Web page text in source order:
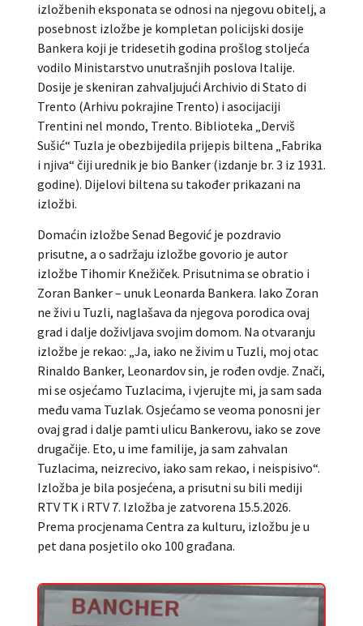
izložbenih eksponata se odnosi na njegovu obitelj, a
posebnost izložbe je kompletan policijski dosije
Bankera koji je tridesetih godina prošlog stoljeća
vodilo Ministarstvo unutrašnjih poslova Italije.
Dosije je skeniran zahvaljujući Archivio di Stato di
Trento (Arhivu pokrajine Trento) i asocijaciji
Trentini nel mondo, Trento. Biblioteka „Derviš
Sušić“ Tuzla je obezbijedila prijepis biltena „Fabrika
i njiva“ čiji urednik je bio Banker (izdanje br. 3 iz 1931.
godine). Dijelovi biltena su također prikazani na
izložbi.
Domaćin izložbe Senad Begović je pozdravio
prisutne, a o sadržaju izložbe govorio je autor
izložbe Tihomir Knežiček. Prisutnima se obratio i
Zoran Banker – unuk Leonarda Bankera. Iako Zoran
ne živi u Tuzli, naglašava da njegova porodica ovaj
grad i dalje doživljava svojim domom. Na otvaranju
izložbe je rekao: „Ja, iako ne živim u Tuzli, moj otac
Rinaldo Banker, Leonardov sin, je rođen ovdje. Znači,
mi se osjećamo Tuzlacima, i vjerujte mi, ja sam sada
među vama Tuzlak. Osjećamo se veoma ponosni jer
ovaj grad i dalje pamti ulicu Bankerovu, iako se zove
drugačije. Eto, u ime familije, ja sam zahvalan
Tuzlacima, neizrecivo, iako sam rekao, i neispisivo“.
Izložba je bila posjećena, a prisutni su bili mediji
RTV TK i RTV 7. Izložba je zatvorena 15.5.2026.
Prema procjenama Centra za kulturu, izložbu je u
pet dana posjetilo oko 100 građana.